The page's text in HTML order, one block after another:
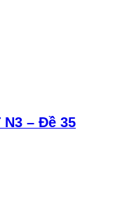
– Đề 35